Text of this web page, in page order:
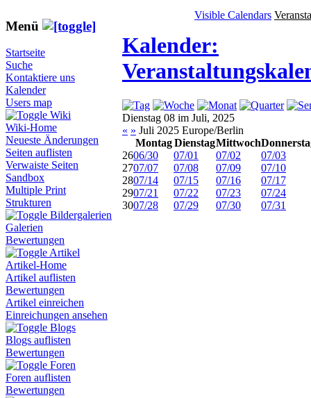
Menü
Startseite
Suche
Kontaktiere uns
Kalender
Users map
Wiki
Wiki-Home
Neueste Änderungen
Seiten auflisten
Verwaiste Seiten
Sandbox
Multiple Print
Strukturen
Bildergalerien
Galerien
Bewertungen
Artikel
Artikel-Home
Artikel auflisten
Bewertungen
Artikel einreichen
Einreichungen ansehen
Blogs
Blogs auflisten
Bewertungen
Foren
Foren auflisten
Bewertungen
Visible Calendars
Kalender:
Dienstag 08 im Juli, 2025
« » Juli 2025 Europe/Berlin
Montag DienstagMittwoch
2606/30 07/01 07/02
07/03
2707/07 07/08 07/09
07/10
2807/14 07/15 07/16
07/17
2907/21 07/22 07/23
07/24
3007/28 07/29 07/30 07/31